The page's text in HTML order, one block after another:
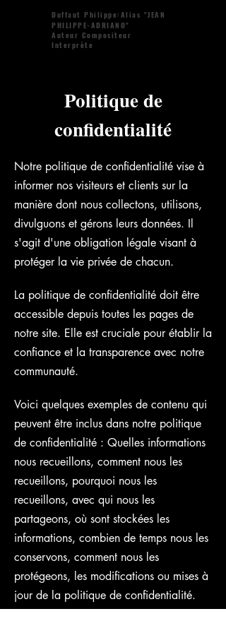
Duffaut Philippe:Alias "JEAN
PHILIPPE-ADRIANO"
Auteur Compositeur
Interprète
Politique de
confidentialité
Notre politique de confidentialité vise à
informer nos visiteurs et clients sur la
manière dont nous collectons, utilisons,
divulguons et gérons leurs données. Il
s'agit d'une obligation légale visant à
protéger la vie privée de chacun.
La politique de confidentialité doit être
accessible depuis toutes les pages de
notre site. Elle est cruciale pour établir la
confiance et la transparence avec notre
communauté.
Voici quelques exemples de contenu qui
peuvent être inclus dans notre politique
de confidentialité : Quelles informations
nous recueillons, comment nous les
recueillons, pourquoi nous les
recueillons, avec qui nous les
partageons, où sont stockées les
informations, combien de temps nous les
conservons, comment nous les
protégeons, les modifications ou mises à
jour de la politique de confidentialité.